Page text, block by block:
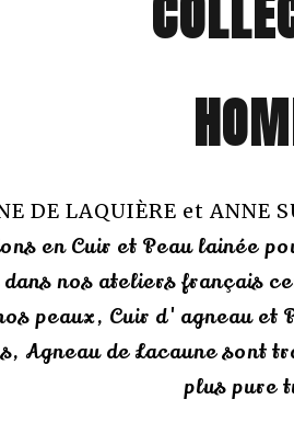
DE LAQUIÈRE et ANNE
en Cuir et Peau lainée
dans nos ateliers français
peaux, Cuir d'agneau et
Agneau de Lacaune sont
plus pure